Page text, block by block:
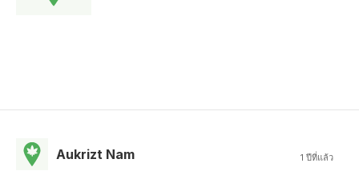
Aukrizt Nam 1 ปีที่แล้ว